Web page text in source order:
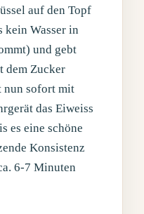
auf den Topf
kein Wasser in
und gebt
dem Zucker
nun sofort mit
das Eiweiss
es eine schöne
Konsistenz
6-7 Minuten